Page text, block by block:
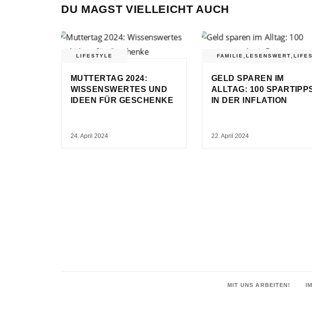
DU MAGST VIELLEICHT AUCH
LIFESTYLE
MUTTERTAG 2024:
WISSENSWERTES UND
IDEEN FÜR GESCHENKE
24. April 2024
FAMILIE LESENSWERT
GELD SPAREN IM
ALLTAG: 100
IN DER INFLATION
22. April 2024
MIT UNS ARBEITEN!